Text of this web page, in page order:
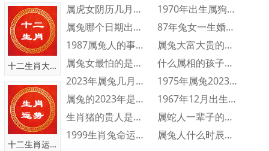
1、丁丑日庚子时生
此命一般。如果柱中能通木火气，或者行身旺运，贵显。年月支是亥
子，命主贵显，这是因为丁火属阴性，柔顺，不怕进入水乡。
2、丁丑日辛丑时生
生于申月或酉月，以财格论，财旺能生官，因此显贵。生于午月，自
身健旺，但有比肩夺财，此命主有俸禄。年月支只有子或寅，从事武
职，官至三品。月支属水，辛苦劳力，生于辰月，此命有好有坏。
3、丁丑日壬寅时生
丁壬化木，以贵人命论。生于冬季，官星健旺，贵显。生于春季，有
十二生肖大全
十二生肖运势
属虎女阴历几月出生最好命 属虎的几月出生···
1970年出生属狗人2023年运势及运程···
属兔哪个日期出生大富大贵 属兔人几日出生···
87年兔女一生婚姻和财运怎么样 87年兔···
1987属兔人的事业运如何 1987属兔···
属兔大富大贵的出生时辰是什么时候 大富大···
属兔女最怕的是什么 属兔女人最怕什么
什么属相的孩子旺父母 三个属相的孩子旺父···
2023年属兔几月出生不好 2023年属···
1975年属兔2023年财运运势 197···
属兔的2023年是多少岁 属兔的2023···
1967年12月出生的人命运好不好 19···
生肖猪的贵人是什么属相 生肖猪一生的贵人···
属蛇人一辈子的命运分析 属蛇人一生命运如···
1999生肖兔命运怎么样 1999属兔人···
属兔人什么时辰出生会富贵双全 属兔人富贵···